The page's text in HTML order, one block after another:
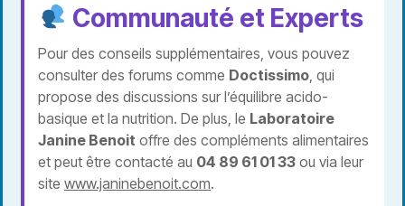
Communauté et Experts
Pour des conseils supplémentaires, vous pouvez
consulter des forums comme Doctissimo , qui
propose des discussions sur l’équilibre acido-
basique et la nutrition. De plus, le Laboratoire
Janine Benoit offre des compléments alimentaires
et peut être contacté au 04 89 61 01 33 ou via leur
site www.janinebenoit.com.